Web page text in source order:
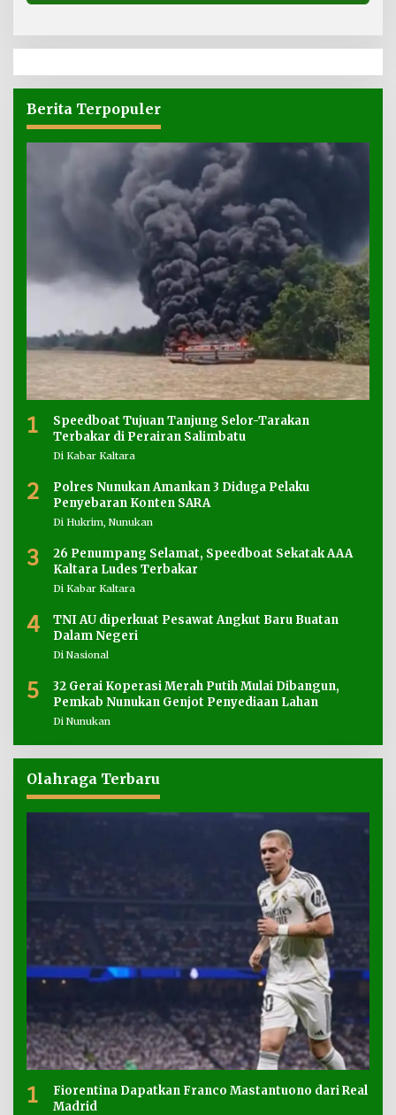
Berita Terpopuler
1
Speedboat Tujuan Tanjung Selor-Tarakan
Terbakar di Perairan Salimbatu
Di Kabar Kaltara
2
Polres Nunukan Amankan 3 Diduga Pelaku
Penyebaran Konten SARA
Di Hukrim, Nunukan
3
26 Penumpang Selamat, Speedboat Sekatak AAA
Kaltara Ludes Terbakar
Di Kabar Kaltara
4
TNI AU diperkuat Pesawat Angkut Baru Buatan
Dalam Negeri
Di Nasional
5
32 Gerai Koperasi Merah Putih Mulai Dibangun,
Pemkab Nunukan Genjot Penyediaan Lahan
Di Nunukan
Olahraga Terbaru
1
Fiorentina Dapatkan Franco Mastantuono dari Real
Madrid